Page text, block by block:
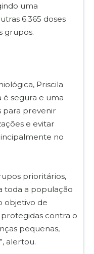
uma
6.365 doses
grupos.
Priscila
é segura e uma
para prevenir
e evitar
no
prioritários,
toda a população
objetivo de
contra o
pequenas,
alertou.